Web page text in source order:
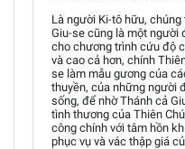
Là người Ki-tô hữu,
Giu-se cũng là một người
cho chương trình cứu độ
và cao cả hơn, chính
se làm mẫu gương của
thuyền, của những người
sống, để nhờ Thánh cả
tình thương của Thiên
công chính với tâm hồn
phục vụ và vác thập giá